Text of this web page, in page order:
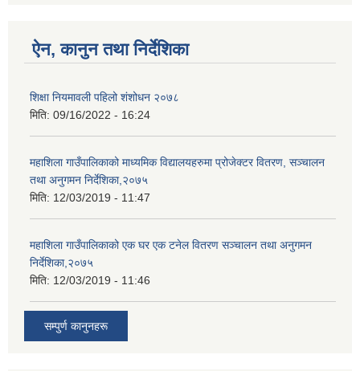
ऐन, कानुन तथा निर्देशिका
शिक्षा नियमावली पहिलो शंशोधन २०७८
मिति: 09/16/2022 - 16:24
महाशिला गाउँपालिकाको माध्यमिक विद्यालयहरुमा प्रोजेक्टर वितरण, सञ्चालन
तथा अनुगमन निर्देशिका,२०७५
मिति: 12/03/2019 - 11:47
महाशिला गाउँपालिकाको एक घर एक टनेल वितरण सञ्चालन तथा अनुगमन
निर्देशिका,२०७५
मिति: 12/03/2019 - 11:46
सम्पुर्ण कानुनहरू